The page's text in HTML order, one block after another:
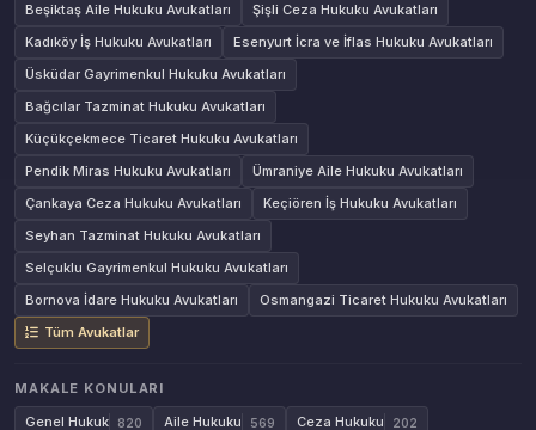
Beşiktaş Aile Hukuku Avukatları
Şişli Ceza Hukuku Avukatları
Kadıköy İş Hukuku Avukatları
Esenyurt İcra ve İflas Hukuku Avukatları
Üsküdar Gayrimenkul Hukuku Avukatları
Bağcılar Tazminat Hukuku Avukatları
Küçükçekmece Ticaret Hukuku Avukatları
Pendik Miras Hukuku Avukatları
Ümraniye Aile Hukuku Avukatları
Çankaya Ceza Hukuku Avukatları
Keçiören İş Hukuku Avukatları
Seyhan Tazminat Hukuku Avukatları
Selçuklu Gayrimenkul Hukuku Avukatları
Bornova İdare Hukuku Avukatları
Osmangazi Ticaret Hukuku Avukatları
Tüm Avukatlar
MAKALE KONULARI
Genel Hukuk
820 Aile Hukuku 569 Ceza Hukuku 202